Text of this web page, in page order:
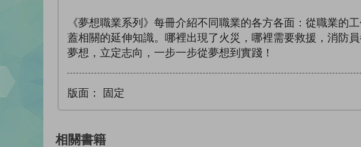
《夢想職業系列》每冊介紹不同職業的各方各面：從職業的
蓋相關的延伸知識。哪裡出現了火災，哪裡需要救援，消防
夢想，立定志向，一步一步從夢想到實踐！
版面： 固定
相關書籍